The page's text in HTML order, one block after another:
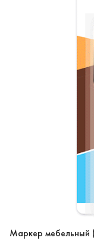
Маркер мебельный